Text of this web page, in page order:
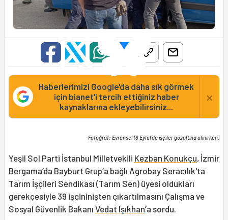
Haberlerimizi Google'da daha sık görmek
için bianet'i tercih ettiğiniz haber
kaynaklarına ekleyebilirsiniz...
×
Fotoğraf: Evrensel (8 Eylül'de işçiler gözaltına alınırken)
Yeşil Sol Parti İstanbul Milletvekili Kezban Konukçu, İzmir
Bergama’da Bayburt Grup’a bağlı Agrobay Seracılık'ta
Tarım İşçileri Sendikası (Tarım Sen) üyesi oldukları
gerekçesiyle 39 işçininişten çıkartılmasını Çalışma ve
Sosyal Güvenlik Bakanı Vedat Işıkhan’a sordu.